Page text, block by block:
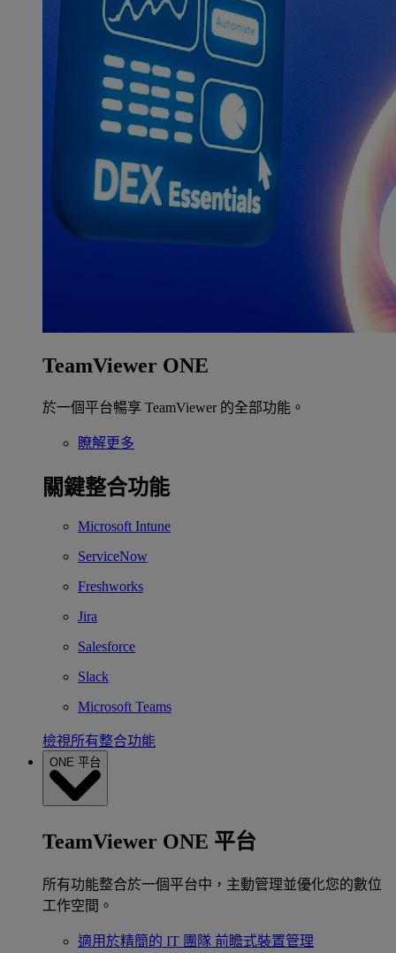
TeamViewer ONE
於一個平台暢享 TeamViewer 的全部功能。
瞭解更多
關鍵整合功能
Microsoft Intune
ServiceNow
Freshworks
Jira
Salesforce
Slack
Microsoft Teams
檢視所有整合功能
ONE 平台
TeamViewer ONE 平台
所有功能整合於一個平台中，主動管理並優化您的數位
工作空間。
適用於精簡的 IT 團隊 前瞻式裝置管理